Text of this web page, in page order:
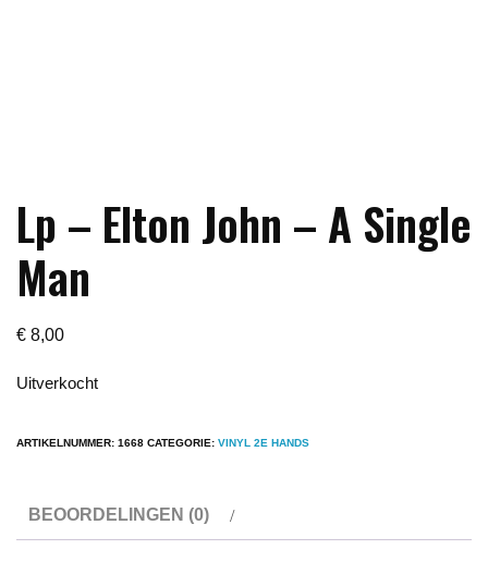
Lp – Elton John – A Single
Man
€ 8,00
Uitverkocht
ARTIKELNUMMER: 1668 CATEGORIE: VINYL 2E HANDS
BEOORDELINGEN (0)